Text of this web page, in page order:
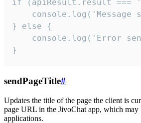
if (apiResult.result ===
console.log('Message
} else {
console.log('Error
}
sendPageTitle#
Updates the title of the page the client is
page URL in the JivoChat app, which may
applications.